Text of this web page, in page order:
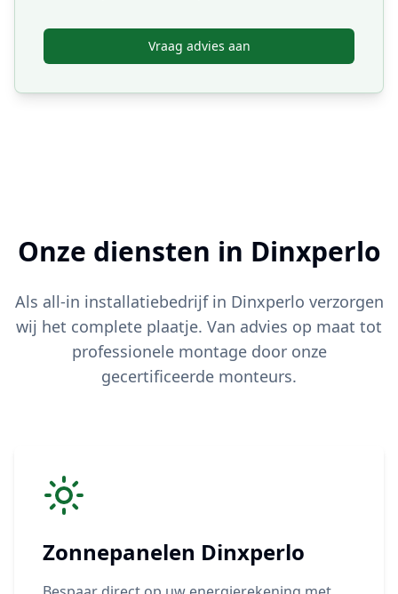
Vraag advies aan
Onze diensten in Dinxperlo
Als all-in installatiebedrijf in Dinxperlo verzorgen
wij het complete plaatje. Van advies op maat tot
professionele montage door onze
gecertificeerde monteurs.
Zonnepanelen Dinxperlo